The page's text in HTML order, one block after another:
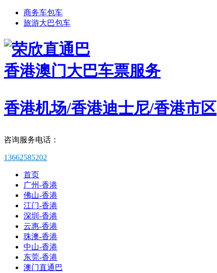
商务车包车
旅游大巴包车
香港澳门大巴车票服务
香港机场/香港迪士尼/香港市区
咨询服务电话：
13662585202
首页
广州-香港
佛山-香港
江门-香港
深圳-香港
云惠-香港
珠澳-香港
中山-香港
东莞-香港
澳门直通巴